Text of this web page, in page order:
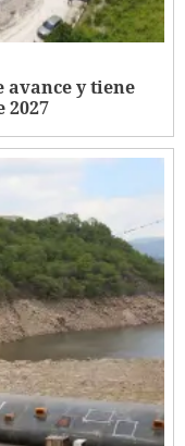
avance y tiene
2027